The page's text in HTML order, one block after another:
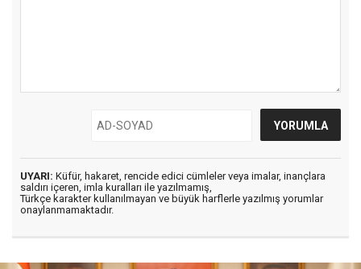
UYARI: Küfür, hakaret, rencide edici cümleler veya imalar, inançlara
saldırı içeren, imla kuralları ile yazılmamış,
Türkçe karakter kullanılmayan ve büyük harflerle yazılmış yorumlar
onaylanmamaktadır.